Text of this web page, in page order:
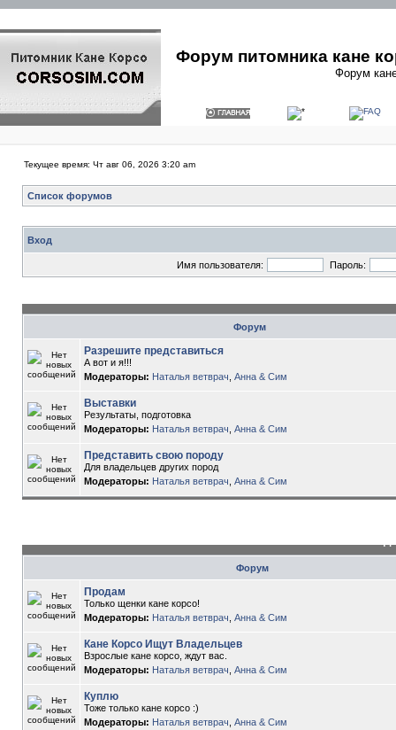
Форум питомника кане
Форум
Текущее время: Чт авг 06, 2026 3:20 am
Список форумов
Вход
Имя пользователя: Пароль:
Форум
Разрешите представиться
А вот и я!!!
Модераторы: Наталья ветврач Анна & Сим
Выставки
Результаты, подготовка
Модераторы: Наталья ветврач Анна & Сим
Представить свою породу
Для владельцев других пород
Модераторы: Наталья ветврач Анна & Сим
Форум
Продам
Только щенки кане корсо!
Модераторы: Наталья ветврач Анна & Сим
Кане Корсо Ищут Владельцев
Взрослые кане корсо, ждут вас.
Модераторы: Наталья ветврач Анна & Сим
Куплю
Тоже только кане корсо :)
Модераторы: Наталья ветврач Анна & Сим